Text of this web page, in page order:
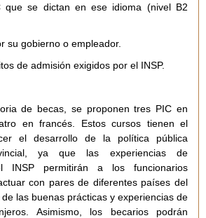
que se dictan en ese idioma (nivel B2
su gobierno o empleador.
de admisión exigidos por el INSP.
de becas, se proponen tres PIC en
en francés . Estos cursos tienen el
el desarrollo de la política pública
ya que las experiencias de
INSP permitirán a los funcionarios
con pares de diferentes países del
las buenas prácticas y experiencias de
Asimismo, los becarios podrán